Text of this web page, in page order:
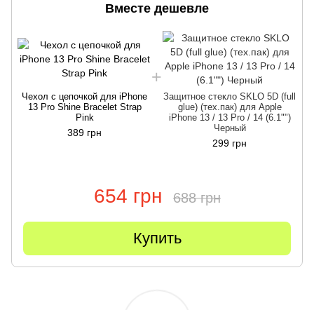
Вместе дешевле
Чехол с цепочкой для iPhone
13 Pro Shine Bracelet Strap
Pink
389 грн
Защитное стекло SKLO 5D (full
glue) (тех.пак) для Apple
iPhone 13 / 13 Pro / 14 (6.1"")
Черный
299 грн
654 грн 688 грн
Купить